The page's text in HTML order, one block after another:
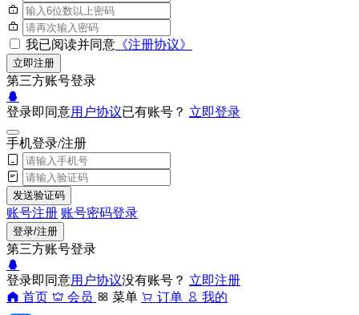
我已阅读并同意 《注册协议》
立即注册
第三方账号登录
登录即同意用户协议已有账号？ 立即登录
手机登录/注册
发送验证码
账号注册 账号密码登录
登录/注册
第三方账号登录
登录即同意用户协议没有账号？ 立即注册
首页
会员 菜单 订单 我的